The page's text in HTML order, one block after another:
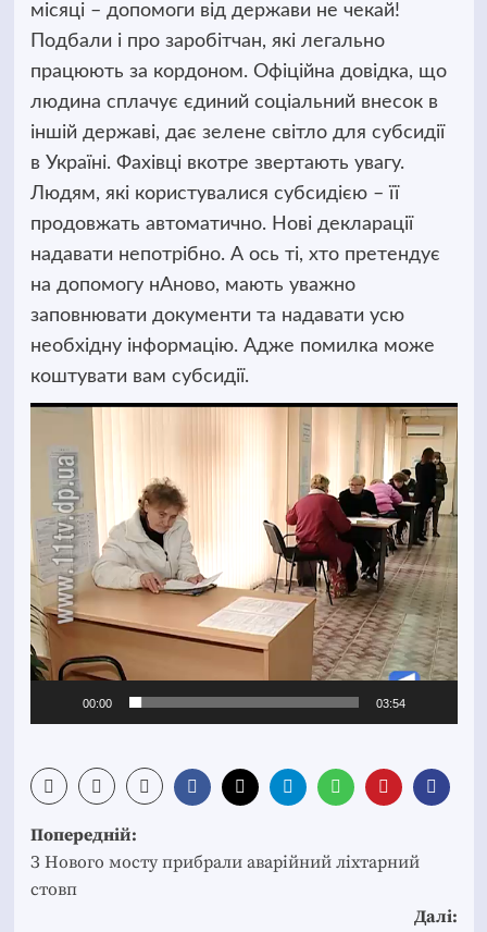
місяці – допомоги від держави не чекай!
Подбали і про заробітчан, які легально
працюють за кордоном. Офіційна довідка, що
людина сплачує єдиний соціальний внесок в
іншій державі, дає зелене світло для субсидії
в Україні. Фахівці вкотре звертають увагу.
Людям, які користувалися субсидією – її
продовжать автоматично. Нові декларації
надавати непотрібно. А ось ті, хто претендує
на допомогу нАново, мають уважно
заповнювати документи та надавати усю
необхідну інформацію. Адже помилка може
коштувати вам субсидії.
Відеопрогравач
00:00 03:54
Post
navigation
Попередній:
З Нового мосту прибрали аварійний ліхтарний
стовп
Далі: